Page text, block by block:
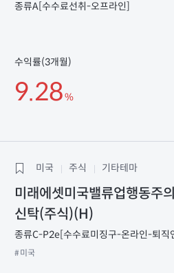
종류A[수수료선취-오프라인]
수익률(3개월)
9.28%
미국 주식 기타테마
미래에셋미국밸류업행동주
신탁(주식)(H)
종류C-P2e[수수료미징구-온라인-퇴직
#미국